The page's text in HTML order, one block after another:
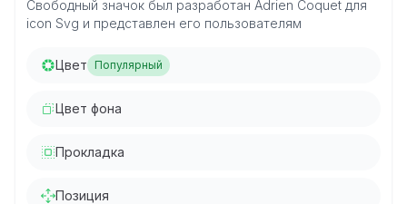
Свободный значок был разработан Adrien Coquet для
icon Svg и представлен его пользователям
Цвет Популярный
Цвет фона
Прокладка
Позиция